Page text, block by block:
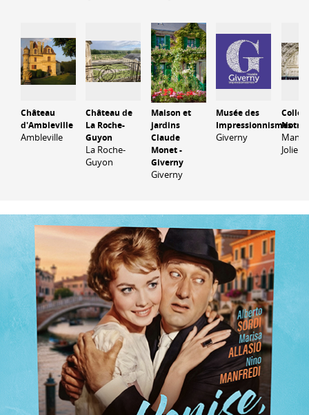
Château
d'Ambleville
Ambleville
Château de
La Roche-
Guyon
La Roche-
Guyon
Maison et
jardins
Claude
Monet -
Giverny
Giverny
Musée des
Impressionnismes
Giverny
Jolie